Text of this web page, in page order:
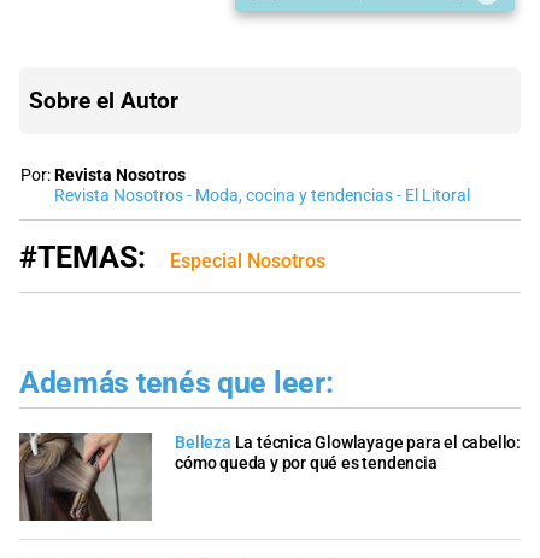
Sobre el Autor
Por:Revista Nosotros
Revista Nosotros - Moda, cocina y tendencias - El Litoral
#TEMAS: Especial Nosotros
Además tenés que leer:
Belleza La técnica Glowlayage para el cabello:
cómo queda y por qué es tendencia